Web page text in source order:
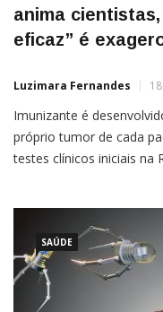
anima
eficaz” é
Luzimara Fernandes
Imunizante é
próprio tumor de cada
testes clínicos iniciais na
Enteromix, desenvolvido
SAÚDE